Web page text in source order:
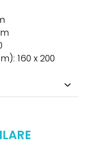
160 x 200